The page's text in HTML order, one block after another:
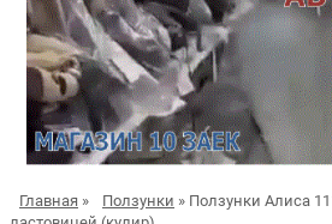
Главная » Ползунки » Ползунки Алиса